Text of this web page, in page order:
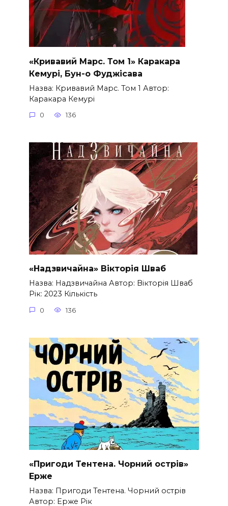
«Кривавий Марс. Том 1» Каракара
Кемурі, Бун-о Фуджісава
Назва: Кривавий Марс. Том 1 Автор:
Каракара Кемурі
0 136
«Надзвичайна» Вікторія Шваб
Назва: Надзвичайна Автор: Вікторія Шваб
Рік: 2023 Кількість
0 136
«Пригоди Тентена. Чорний острів»
Ерже
Назва: Пригоди Тентена. Чорний острів
Автор: Ерже Рік